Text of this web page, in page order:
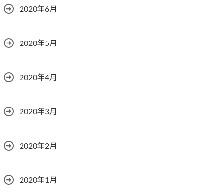
2020年6月
2020年5月
2020年4月
2020年3月
2020年2月
2020年1月